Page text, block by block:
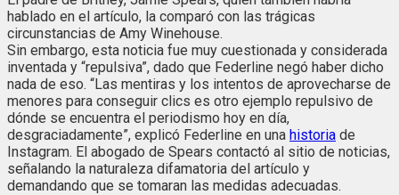
hablado en el artículo, la comparó con las trágicas
circunstancias de Amy Winehouse.
Sin embargo, esta noticia fue muy cuestionada y considerada
inventada y “repulsiva”, dado que Federline negó haber dicho
nada de eso. “Las mentiras y los intentos de aprovecharse de
menores para conseguir clics es otro ejemplo repulsivo de
dónde se encuentra el periodismo hoy en día,
desgraciadamente”, explicó Federline en una historia de
Instagram. El abogado de Spears contactó al sitio de noticias,
señalando la naturaleza difamatoria del artículo y
demandando que se tomaran las medidas adecuadas.